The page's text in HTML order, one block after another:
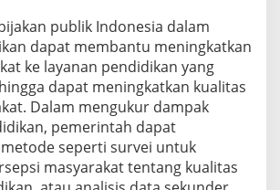
publik Indonesia dalam
dapat membantu meningkatkan
ke layanan pendidikan yang
dapat meningkatkan kualitas
Dalam mengukur dampak
pemerintah dapat
seperti survei untuk
masyarakat tentang kualitas